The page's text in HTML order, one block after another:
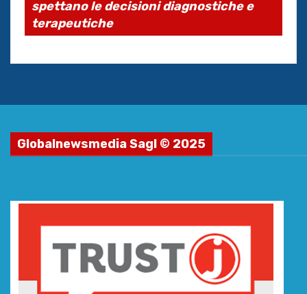
spettano le decisioni diagnostiche e
terapeutiche
Globalnewsmedia Sagl © 2025